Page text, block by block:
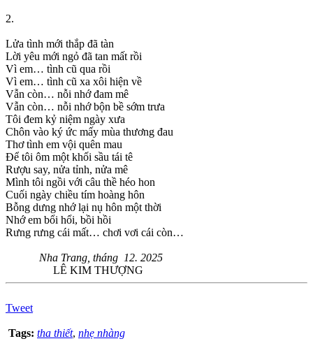
2.
Lửa tình mới thắp đã tàn
Lời yêu mới ngỏ đã tan mất rồi
Vì em… tình cũ qua rồi
Vì em… tình cũ xa xôi hiện về
Vẫn còn… nỗi nhớ đam mê
Vẫn còn… nỗi nhớ bộn bề sớm trưa
Tôi đem kỷ niệm ngày xưa
Chôn vào ký ức mấy mùa thương đau
Thơ tình em vội quên mau
Để tôi ôm một khối sầu tái tê
Rượu say, nửa tỉnh, nửa mê
Mình tôi ngồi với câu thề héo hon
Cuối ngày chiều tím hoàng hôn
Bỗng dưng nhớ lại nụ hôn một thời
Nhớ em bổi hổi, bồi hồi
Rưng rưng cái mất… chơi vơi cái còn…
Nha Trang, tháng 12. 2025
LÊ KIM THƯỢNG
Tweet
Tags: tha thiết, nhẹ nhàng